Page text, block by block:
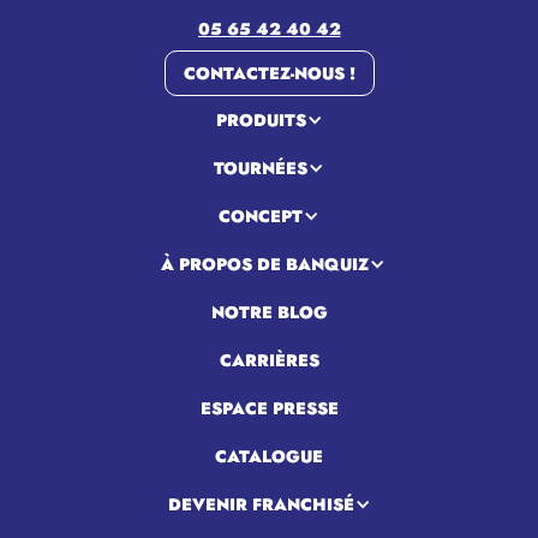
05 65 42 40 42
CONTACTEZ-NOUS !
PRODUITS
TOURNÉES
CONCEPT
À PROPOS DE BANQUIZ
NOTRE BLOG
CARRIÈRES
ESPACE PRESSE
CATALOGUE
DEVENIR FRANCHISÉ